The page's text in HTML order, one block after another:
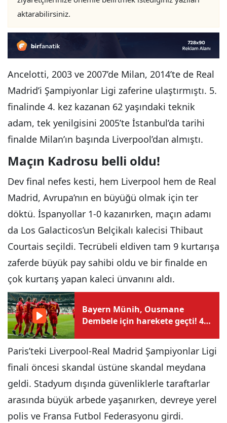
aktarabilirsiniz.
Ancelotti, 2003 ve 2007’de Milan, 2014’te de Real
Madrid’i Şampiyonlar Ligi zaferine ulaştırmıştı. 5.
finalinde 4. kez kazanan 62 yaşındaki teknik
adam, tek yenilgisini 2005’te İstanbul’da tarihi
finalde Milan’ın başında Liverpool’dan almıştı.
Maçın Kadrosu belli oldu!
Dev final nefes kesti, hem Liverpool hem de Real
Madrid, Avrupa’nın en büyüğü olmak için ter
döktü. İspanyollar 1-0 kazanırken, maçın adamı
da Los Galacticos’un Belçikalı kalecisi Thibaut
Courtais seçildi. Tecrübeli eldiven tam 9 kurtarışa
zaferde büyük pay sahibi oldu ve bir finalde en
çok kurtarış yapan kaleci ünvanını aldı.
Bayern Münih, Ousmane
Dembele için harekete geçti! 4
Paris’teki Liverpool-Real Madrid Şampiyonlar Ligi
finali öncesi skandal üstüne skandal meydana
geldi. Stadyum dışında güvenliklerle taraftarlar
arasında büyük arbede yaşanırken, devreye yerel
polis ve Fransa Futbol Federasyonu girdi.